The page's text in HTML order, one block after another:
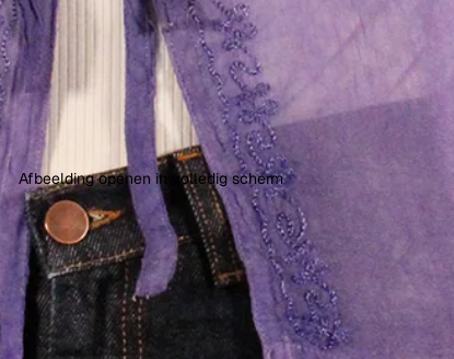
Afbeelding openen in volledig scherm